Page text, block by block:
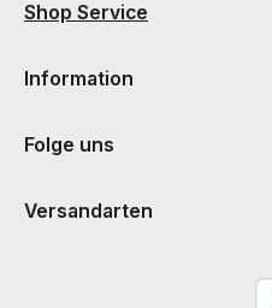
Shop Service
Information
Folge uns
Versandarten